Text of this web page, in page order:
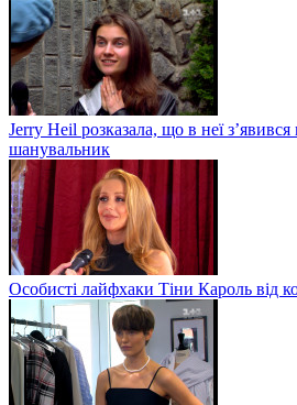
Jerry Heil розказала, що в неї
шанувальник
Особисті лайфхаки Тіни Кароль від